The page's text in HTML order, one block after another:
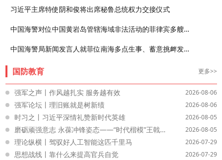
习近平主席特使阴和俊将出席秘鲁总统权力交接仪式
中国海警对位中国黄岩岛管辖海域非法活动的菲律宾多艘船只采取管制措施
中国海警局新闻发言人就菲位南海多点生事、蓄意挑衅发表谈话
国防教育 更多>>
强军之声丨作风越扎实 服务越有效 2026-08-06
强军论坛丨理旧账就是树新绩 2026-08-06
时习之丨习近平深情礼赞新时代英雄 2026-08-05
磨砺顽强意志 永葆冲锋姿态——“时代楷模”王戟先进事迹激励广大党员干部和部队官兵勇毅前行 2026-08-05
理论纵横丨驾驭好人工智能这匹千里马 2026-07-29
思想战线丨靠什么来提高官兵自觉 2026-07-29